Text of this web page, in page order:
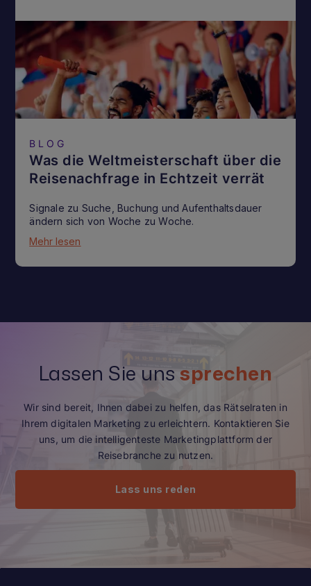
BLOG
Was die Weltmeisterschaft über die
Reisenachfrage in Echtzeit verrät
Signale zu Suche, Buchung und Aufenthaltsdauer
ändern sich von Woche zu Woche.
Mehr lesen
Lassen Sie unssprechen
Wir sind bereit, Ihnen dabei zu helfen, das Rätselraten in
Ihrem digitalen Marketing zu erleichtern. Kontaktieren Sie
uns, um die intelligenteste Marketingplattform der
Reisebranche zu nutzen.
Lass uns reden